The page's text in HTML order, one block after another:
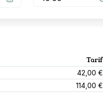
Tarif
42,00 €
114,00 €